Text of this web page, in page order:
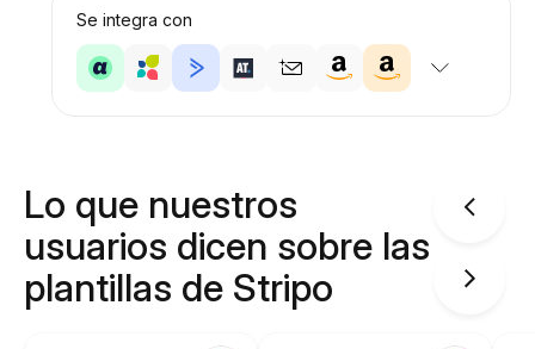
Se integra con
Lo que nuestros
usuarios dicen sobre las
plantillas de Stripo